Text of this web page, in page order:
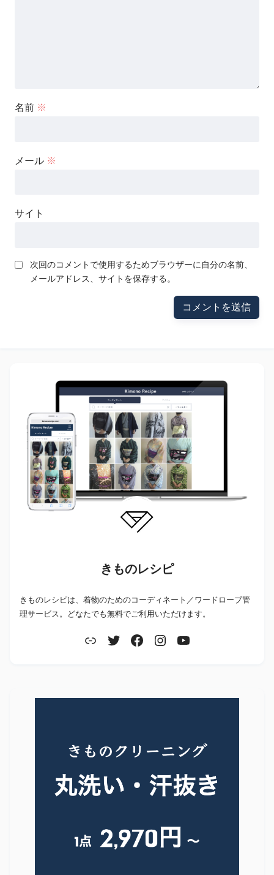
名前 ※
メール ※
サイト
次回のコメントで使用するためブラウザーに自分の名前、
メールアドレス、サイトを保存する。
きものレシピ
きものレシピは、着物のためのコーディネート／ワードローブ管
理サービス。どなたでも無料でご利用いただけます。